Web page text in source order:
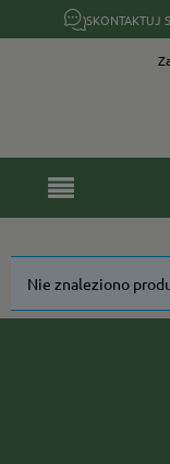
SKONTAKTUJ
Nie znaleziono